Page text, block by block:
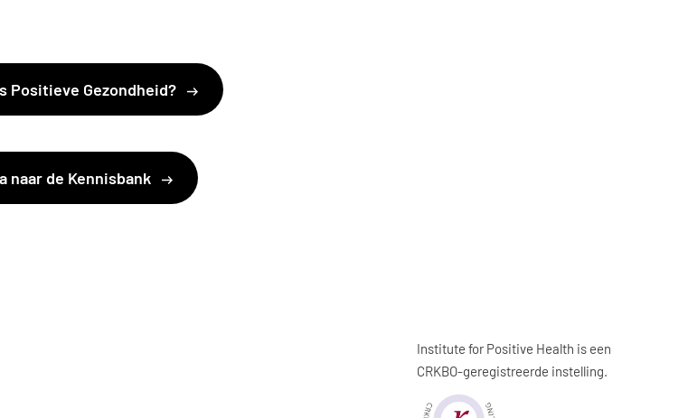
Positieve Gezondheid?
naar de Kennisbank
Institute for Positive Health is een
CRKBO-geregistreerde instelling.